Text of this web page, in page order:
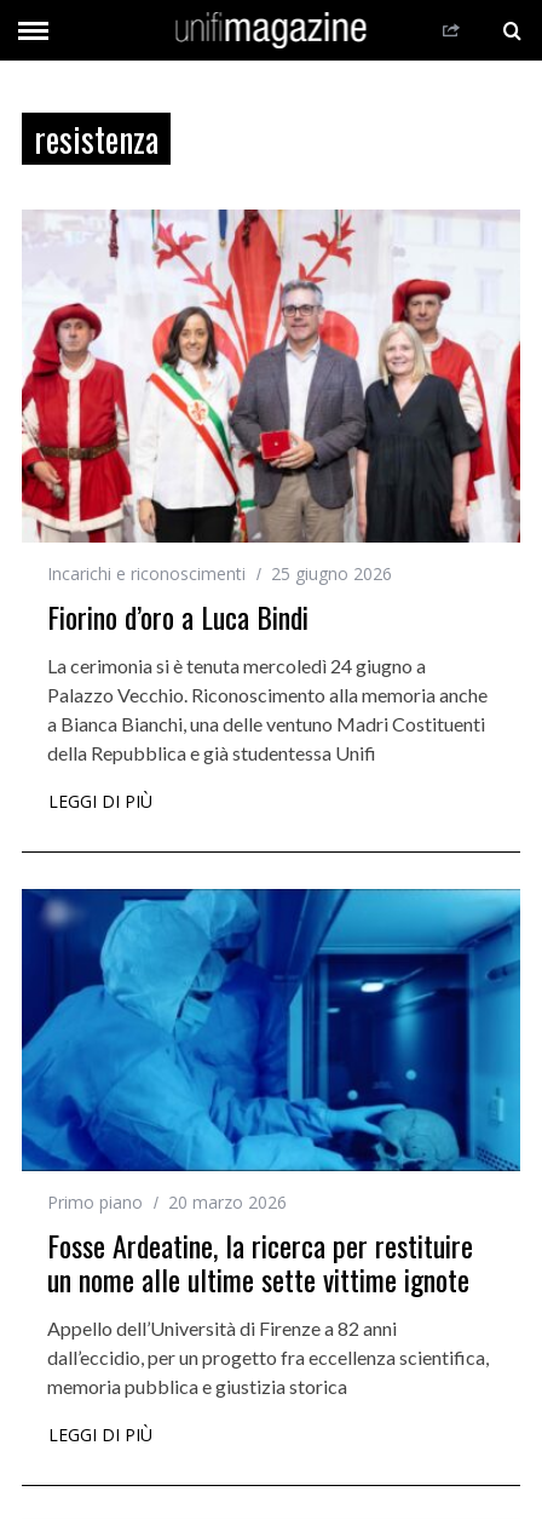
resistenza
Incarichi e riconoscimenti 25 giugno 2026
Fiorino d’oro a Luca Bindi
La cerimonia si è tenuta mercoledì 24 giugno a
Palazzo Vecchio. Riconoscimento alla memoria anche
a Bianca Bianchi, una delle ventuno Madri Costituenti
della Repubblica e già studentessa Unifi
LEGGI DI PIÙ
Primo piano 20 marzo 2026
Fosse Ardeatine, la ricerca per restituire
un nome alle ultime sette vittime ignote
Appello dell’Università di Firenze a 82 anni
dall’eccidio, per un progetto fra eccellenza scientifica,
memoria pubblica e giustizia storica
LEGGI DI PIÙ